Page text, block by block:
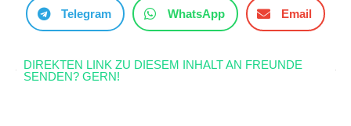
Telegram WhatsApp Email
DIREKTEN LINK ZU DIESEM INHALT AN FREUNDE
SENDEN? GERN!